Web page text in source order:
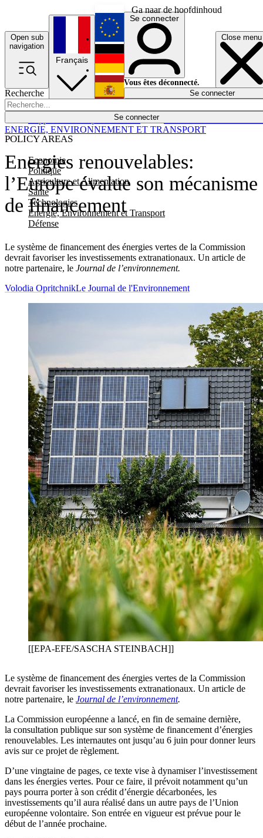
Ga naar de hoofdinhoud
Open sub
navigation
Close menu
Recherche
Se connecter
POLICY AREAS
Economie
Politique
Agriculture et Alimentation
Santé
Technologies
Energie, Environnement et Transport
Défense
Économie
Français
English
Deutsch
Español
Se connecter
Vous êtes déconnecté.
Se connecter
Energies renouvelables:
l’Europe évalue son mécanisme
de financement
Le système de financement des énergies vertes de la Commission
devrait favoriser les investissements extranationaux. Un article de
notre partenaire, le Journal de l’environnement.
ENERGIE, ENVIRONNEMENT ET TRANSPORT
Volodia OpritchnikLe Journal de l'Environnement
[[EPA-EFE/SASCHA STEINBACH]]
Le système de financement des énergies vertes de la Commission
devrait favoriser les investissements extranationaux. Un article de
notre partenaire, le Journal de l’environnement.
La Commission européenne a lancé, en fin de semaine dernière,
la consultation publique sur son système de financement d’énergies
renouvelables. Les internautes ont jusqu’au 6 juin pour donner leurs
avis sur ce projet de règlement.
D’une vingtaine de pages, ce texte vise à dynamiser l’investissement
dans les énergies vertes. Pour ce faire, il prévoit notamment qu’un
pays pourra porter à son crédit d’énergie décarbonées, les
investissements qu’il aura réalisé dans un autre pays de l’Union
européenne volontaire. Son entrée en vigueur est prévue pour le
début de l’année prochaine.